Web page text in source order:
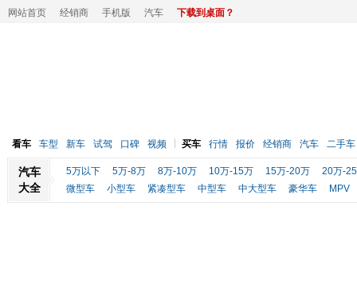
网站首页 经销商 手机版 汽车 下载到桌面？
看车 车型 新车 试驾 口碑 视频 买车 行情 报价 经销商 汽车 二手车
汽车
大全
5万以下 5万-8万 8万-10万 10万-15万 15万-20万
20万-
微型车
小型车 紧凑型车 中型车 中大型车 豪华车 MPV